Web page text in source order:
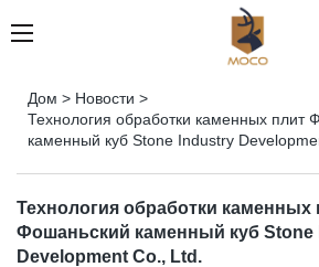
Дом > Новости >
Технология обработки каменных плит
каменный куб Stone Industry
Технология обработки
Фошаньский каменный куб Stone
Development Co., Ltd.